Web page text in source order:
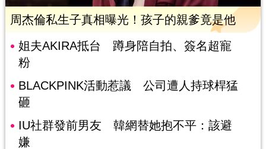
周杰倫私生子真相曝光！孩子的親爹竟是他
姐夫AKIRA抵台 蹲身陪自拍、簽名超寵
粉
BLACKPINK活動惹議 公司遭人持球桿猛
砸
IU社群發前男友 韓網替她抱不平：該避
嫌